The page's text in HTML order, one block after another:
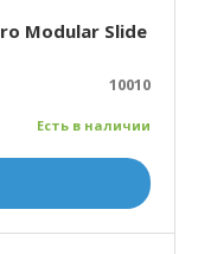
Modular Slide
10010
Есть в наличии